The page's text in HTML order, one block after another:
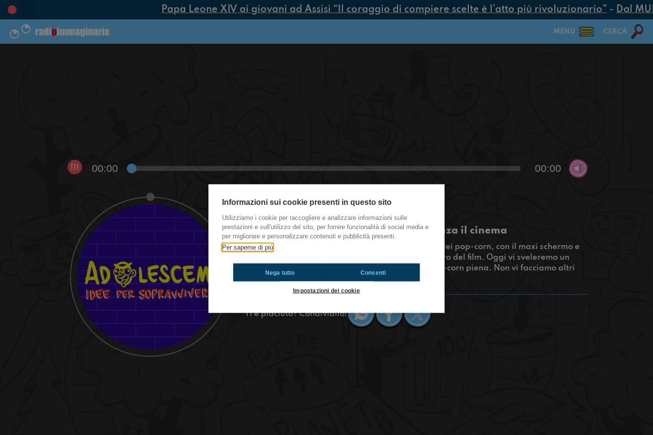
Papa Leone XIV ai giovani ad Assisi “Il coraggio di compiere scelte è l’atto più rivoluzionario”-Dal
MENU CERCA
!!! 00:00 00:00
39 Adolescemi - Come sopravvivere senza il cinema
Ciao rega, il cinema ci manca moltissimo: l'odore dei pop-corn, con il maxi schermo e
addirittura anche la pubblicità tra un tempo e l'altro del film. Oggi vi sveleremo un
segreto: finire un film con ancora la ciotola dei pop-corn piena. Non vi facciamo altri
Ti è piaciuto? Condividilo!
Informazioni sui cookie presenti in questo sito
Utilizziamo i cookie per raccogliere e analizzare informazioni sulle
prestazioni e sull'utilizzo del sito, per fornire funzionalità di social media e
per migliorare e personalizzare contenuti e pubblicità presenti.
Per saperne di più
Nega tutto Consenti
Impostazioni dei cookie